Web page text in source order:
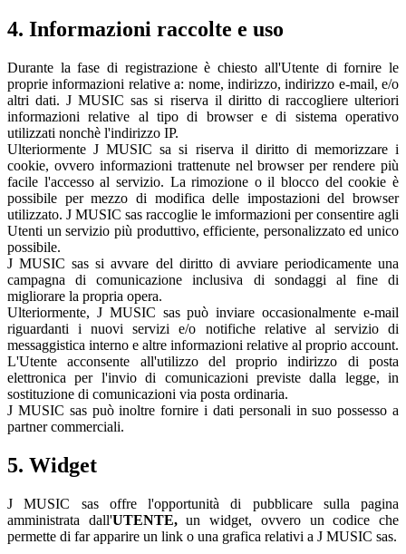
4. Informazioni raccolte e uso
Durante la fase di registrazione è chiesto all'Utente di fornire le
proprie informazioni relative a: nome, indirizzo, indirizzo e-mail, e/o
altri dati. J MUSIC sas si riserva il diritto di raccogliere ulteriori
informazioni relative al tipo di browser e di sistema operativo
utilizzati nonchè l'indirizzo IP.
Ulteriormente J MUSIC sa si riserva il diritto di memorizzare i
cookie, ovvero informazioni trattenute nel browser per rendere più
facile l'accesso al servizio. La rimozione o il blocco del cookie è
possibile per mezzo di modifica delle impostazioni del browser
utilizzato. J MUSIC sas raccoglie le imformazioni per consentire agli
Utenti un servizio più produttivo, efficiente, personalizzato ed unico
possibile.
J MUSIC sas si avvare del diritto di avviare periodicamente una
campagna di comunicazione inclusiva di sondaggi al fine di
migliorare la propria opera.
Ulteriormente, J MUSIC sas può inviare occasionalmente e-mail
riguardanti i nuovi servizi e/o notifiche relative al servizio di
messaggistica interno e altre informazioni relative al proprio account.
L'Utente acconsente all'utilizzo del proprio indirizzo di posta
elettronica per l'invio di comunicazioni previste dalla legge, in
sostituzione di comunicazioni via posta ordinaria.
J MUSIC sas può inoltre fornire i dati personali in suo possesso a
partner commerciali.
5. Widget
J MUSIC sas offre l'opportunità di pubblicare sulla pagina
amministrata dall'UTENTE,un widget, ovvero un codice che
permette di far apparire un link o una grafica relativi a J MUSIC sas.